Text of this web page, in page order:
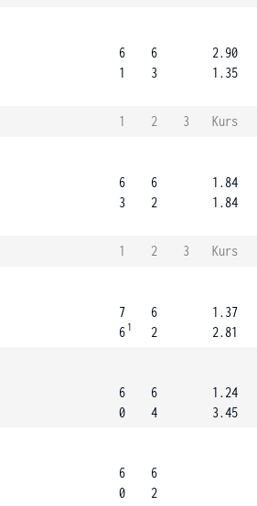
6
1
6
3
2.90
1.35
1 2 3
Kurs
6
3
6
2
1.84
1.84
1 2 3
Kurs
7
6 1
6
2
1.37
2.81
6
0
6
4
1.24
3.45
6
0
6
2